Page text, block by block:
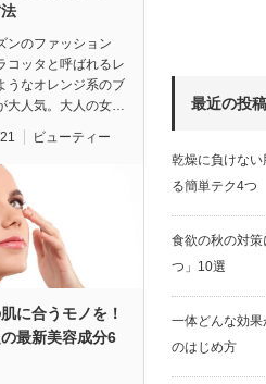
ンのファッション
コッタと呼ばれるレ
うなオレンジ系のブ
大人気。大人の女…
ビューティー
に合うモノを！
最新美容成分6
最近の投稿
乾燥に負けな
る簡単テク4つ
食欲の秋の対
つ」10選
一体どんな効
のはじめ方